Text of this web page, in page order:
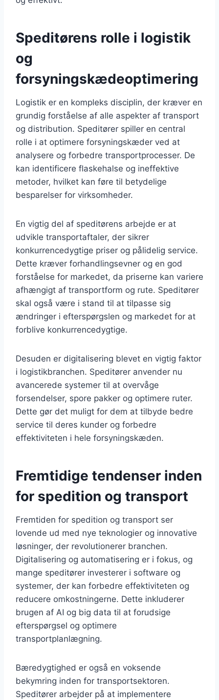
Speditørens rolle i logistik
og
forsyningskædeoptimering
Logistik er en kompleks disciplin, der kræver en
grundig forståelse af alle aspekter af transport
og distribution. Speditører spiller en central
rolle i at optimere forsyningskæder ved at
analysere og forbedre transportprocesser. De
kan identificere flaskehalse og ineffektive
metoder, hvilket kan føre til betydelige
besparelser for virksomheder.
En vigtig del af speditørens arbejde er at
udvikle transportaftaler, der sikrer
konkurrencedygtige priser og pålidelig service.
Dette kræver forhandlingsevner og en god
forståelse for markedet, da priserne kan variere
afhængigt af transportform og rute. Speditører
skal også være i stand til at tilpasse sig
ændringer i efterspørgslen og markedet for at
forblive konkurrencedygtige.
Desuden er digitalisering blevet en vigtig faktor
i logistikbranchen. Speditører anvender nu
avancerede systemer til at overvåge
forsendelser, spore pakker og optimere ruter.
Dette gør det muligt for dem at tilbyde bedre
service til deres kunder og forbedre
effektiviteten i hele forsyningskæden.
Fremtidige tendenser inden
for spedition og transport
Fremtiden for spedition og transport ser
lovende ud med nye teknologier og innovative
løsninger, der revolutionerer branchen.
Digitalisering og automatisering er i fokus, og
mange speditører investerer i software og
systemer, der kan forbedre effektiviteten og
reducere omkostningerne. Dette inkluderer
brugen af AI og big data til at forudsige
efterspørgsel og optimere
transportplanlægning.
Bæredygtighed er også en voksende
bekymring inden for transportsektoren.
Speditører arbejder på at implementere